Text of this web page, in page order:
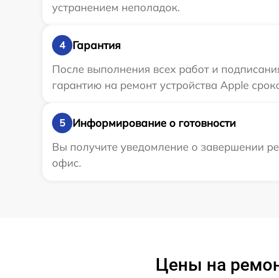
устранением неполадок.
4
Гарантия
После выполнения всех работ и
гарантию на ремонт устройства Apple
5
Информирование о готовности
Вы получите уведомление о завершении
офис.
Цены на